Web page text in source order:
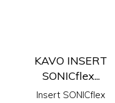
KAVO INSERT
SONICflex...
Insert SONICflex